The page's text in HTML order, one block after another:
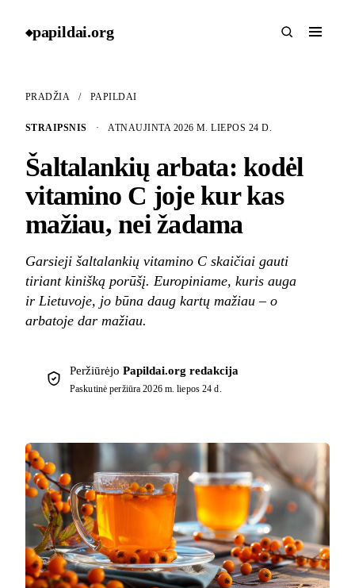
◆papildai.org
PRADŽIA / PAPILDAI
STRAIPSNIS · ATNAUJINTA 2026 M. LIEPOS 24 D.
Šaltalankių arbata: kodėl
vitamino C joje kur kas
mažiau, nei žadama
Garsieji šaltalankių vitamino C skaičiai gauti
tiriant kinišką porūšį. Europiniame, kuris auga
ir Lietuvoje, jo būna daug kartų mažiau – o
arbatoje dar mažiau.
Peržiūrėjo Papildai.org redakcija
Paskutinė peržiūra2026 m. liepos 24 d.